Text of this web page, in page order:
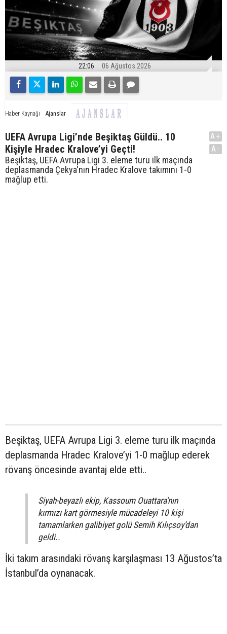
22:06 06 Ağustos 2026
Haber Kaynağı Ajanslar
UEFA Avrupa Ligi’nde Beşiktaş Güldü.. 10
Kişiyle Hradec Kralove’yi Geçti!
Beşiktaş, UEFA Avrupa Ligi 3. eleme turu ilk maçında
deplasmanda Çekya'nın Hradec Kralove takımını 1-0
mağlup etti.
A+
A-
Beşiktaş, UEFA Avrupa Ligi 3. eleme turu ilk maçında
deplasmanda Hradec Kralove’yi 1-0 mağlup ederek
rövanş öncesinde avantaj elde etti..
Siyah-beyazlı ekip, Kassoum Ouattara’nın
kırmızı kart görmesiyle mücadeleyi 10 kişi
tamamlarken galibiyet golü Semih Kılıçsoy’dan
geldi..
İki takım arasındaki rövanş karşılaşması 13 Ağustos’ta
İstanbul’da oynanacak.